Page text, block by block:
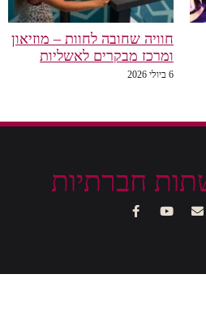
חוויה שחובה לחוות – מוזיאון
ומרכז מבקרים לאשליות
6 ביולי 2026